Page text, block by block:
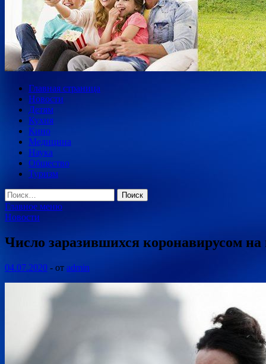
Главная страница
Новости
Детям
Кухня
Кино
Медицина
Наука
Общество
Туризм
Найти:
Главное меню
Новости
Число заразившихся коронавирусом
04.07.2020 - от admin